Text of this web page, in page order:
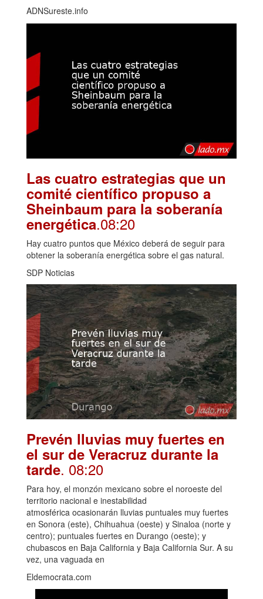
ADNSureste.info
Las cuatro estrategias que un
comité científico propuso a
Sheinbaum para la soberanía
energética.08:20
Hay cuatro puntos que México deberá de seguir para
obtener la soberanía energética sobre el gas natural.
SDP Noticias
Prevén lluvias muy fuertes en
el sur de Veracruz durante la
tarde. 08:20
Para hoy, el monzón mexicano sobre el noroeste del
territorio nacional e inestabilidad
atmosférica ocasionarán lluvias puntuales muy fuertes
en Sonora (este), Chihuahua (oeste) y Sinaloa (norte y
centro); puntuales fuertes en Durango (oeste); y
chubascos en Baja California y Baja California Sur. A su
vez, una vaguada en
Eldemocrata.com